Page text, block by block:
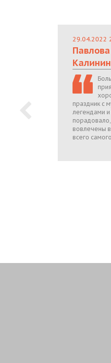
29.04.2022
Павлова
праздник с
легендами
вовлечены
всего